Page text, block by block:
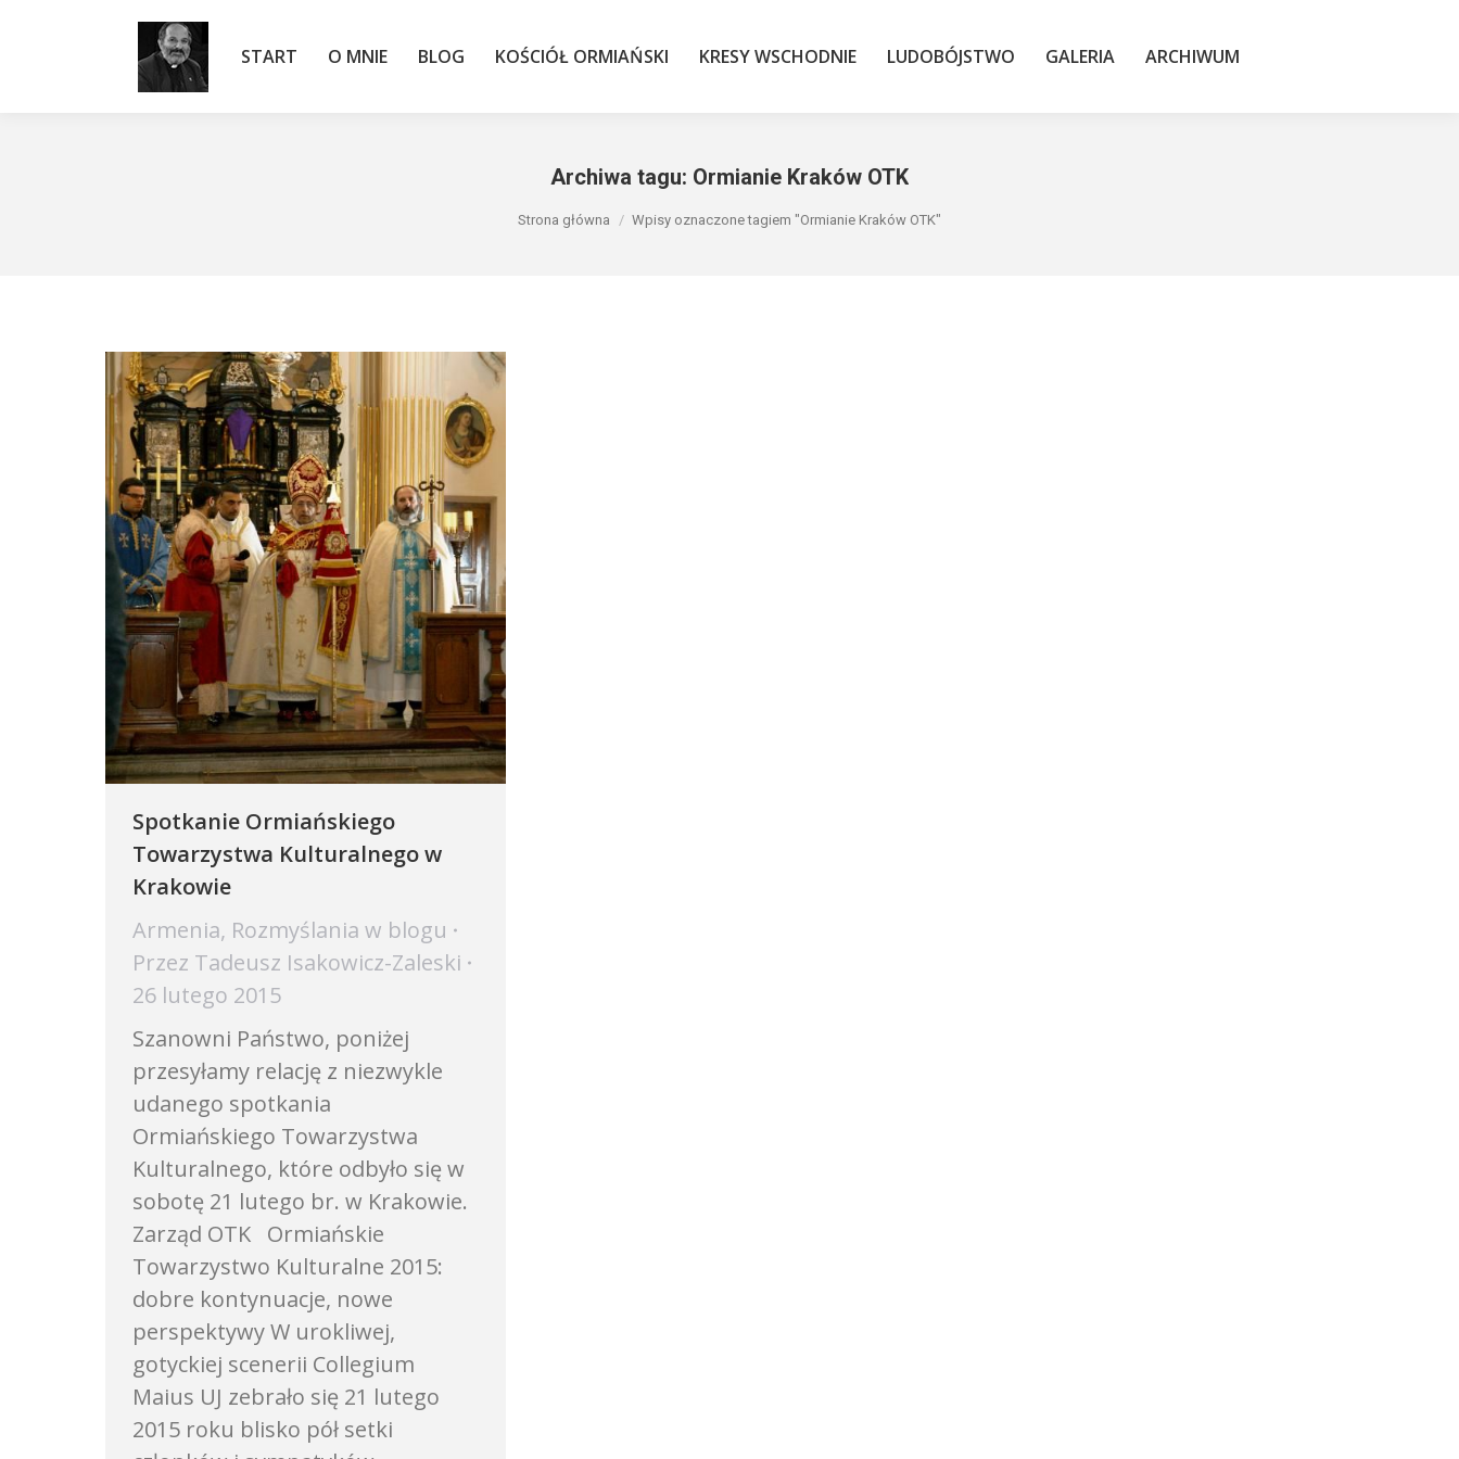
START O MNIE BLOG KOŚCIÓŁ ORMIAŃSKI KRESY WSCHODNIE LUDOBÓJSTWO GALERIA ARCHIWUM
Archiwa tagu: Ormianie Kraków OTK
Jesteś tutaj:
Strona główna Wpisy oznaczone tagiem "Ormianie Kraków OTK"
Spotkanie Ormiańskiego
Towarzystwa Kulturalnego w
Krakowie
Armenia, Rozmyślania w blogu
Przez Tadeusz Isakowicz-Zaleski
26 lutego 2015
Szanowni Państwo, poniżej
przesyłamy relację z niezwykle
udanego spotkania
Ormiańskiego Towarzystwa
Kulturalnego, które odbyło się w
sobotę 21 lutego br. w Krakowie.
Zarząd OTK Ormiańskie
Towarzystwo Kulturalne 2015:
dobre kontynuacje, nowe
perspektywy W urokliwej,
gotyckiej scenerii Collegium
Maius UJ zebrało się 21 lutego
2015 roku blisko pół setki